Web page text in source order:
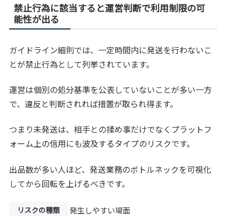
禁止行為に該当すると運営判断で利用制限の可
能性が出る
ガイドライン細則では、一定時間内に発送を行わないこ
とが禁止行為として列挙されています。
運営は個別の処分基準を公表していないことが多い一方
で、違反と判断されれば措置が取られ得ます。
つまり未発送は、相手との揉め事だけでなくプラットフ
ォーム上の信用にも波及するタイプのリスクです。
出品数が多い人ほど、発送業務のボトルネックを可視化
してから回転を上げるべきです。
リスクの種類 発生しやすい場面